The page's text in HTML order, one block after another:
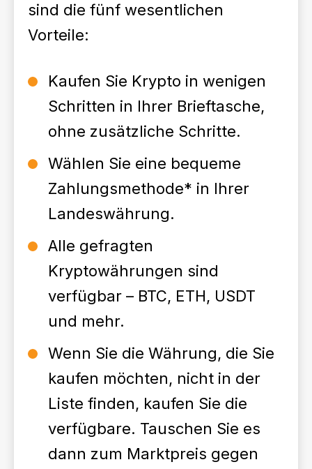
sind die fünf wesentlichen
Vorteile:
Kaufen Sie Krypto in wenigen
Schritten in Ihrer Brieftasche,
ohne zusätzliche Schritte.
Wählen Sie eine bequeme
Zahlungsmethode* in Ihrer
Landeswährung.
Alle gefragten
Kryptowährungen sind
verfügbar – BTC, ETH, USDT
und mehr.
Wenn Sie die Währung, die Sie
kaufen möchten, nicht in der
Liste finden, kaufen Sie die
verfügbare. Tauschen Sie es
dann zum Marktpreis gegen